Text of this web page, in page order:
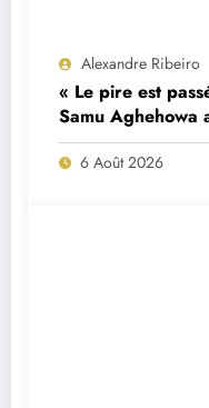
Alexandre Ribeiro
« Le pire est
Samu Aghehowa
Porto ?
6 Août 2026